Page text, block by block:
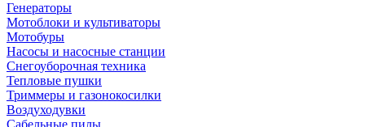
Генераторы
Мотоблоки и культиваторы
Мотобуры
Насосы и насосные станции
Снегоуборочная техника
Тепловые пушки
Триммеры и газонокосилки
Воздуходувки
Сабельные пилы